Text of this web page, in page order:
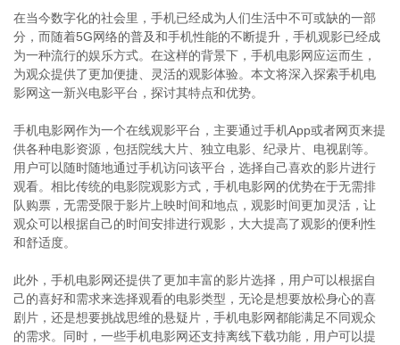
在当今数字化的社会里，手机已经成为人们生活中不可或缺的一部
分，而随着5G网络的普及和手机性能的不断提升，手机观影已经成
为一种流行的娱乐方式。在这样的背景下，手机电影网应运而生，
为观众提供了更加便捷、灵活的观影体验。本文将深入探索手机电
影网这一新兴电影平台，探讨其特点和优势。
手机电影网作为一个在线观影平台，主要通过手机App或者网页来提
供各种电影资源，包括院线大片、独立电影、纪录片、电视剧等。
用户可以随时随地通过手机访问该平台，选择自己喜欢的影片进行
观看。相比传统的电影院观影方式，手机电影网的优势在于无需排
队购票，无需受限于影片上映时间和地点，观影时间更加灵活，让
观众可以根据自己的时间安排进行观影，大大提高了观影的便利性
和舒适度。
此外，手机电影网还提供了更加丰富的影片选择，用户可以根据自
己的喜好和需求来选择观看的电影类型，无论是想要放松身心的喜
剧片，还是想要挑战思维的悬疑片，手机电影网都能满足不同观众
的需求。同时，一些手机电影网还支持离线下载功能，用户可以提